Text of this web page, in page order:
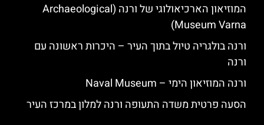
המוזיאון הארכיאולוגי של ורנה (Archaeological
Museum Varna)
ורנה בולגריה טיול בתוך העיר – היכרות ראשונה עם
ורנה
ורנה המוזיאון הימי – Naval Museum
הסעה פרטית משדה התעופה ורנה למלון במרכז העיר